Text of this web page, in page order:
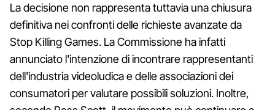
La decisione non rappresenta tuttavia una chiusura
definitiva nei confronti delle richieste avanzate da
Stop Killing Games. La Commissione ha infatti
annunciato l'intenzione di incontrare rappresentanti
dell'industria videoludica e delle associazioni dei
consumatori per valutare possibili soluzioni. Inoltre,